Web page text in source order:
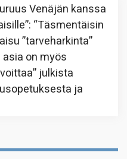
Venäjän kanssa
: “Täsmentäisin
”tarveharkinta”
on myös
julkista
ja